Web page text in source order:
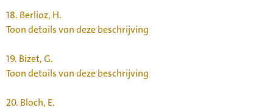
18. Berlioz, H.
Toon details van deze beschrijving
19. Bizet, G.
Toon details van deze beschrijving
20. Bloch, E.